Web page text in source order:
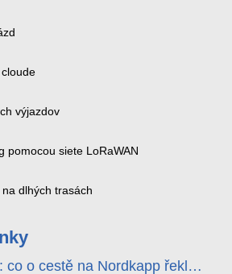
výjazdov
pomocou siete LoRaWAN
dlhých trasách
co o cestě na Nordkapp řekla